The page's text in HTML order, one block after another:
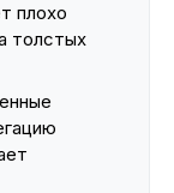
плохо
толстых